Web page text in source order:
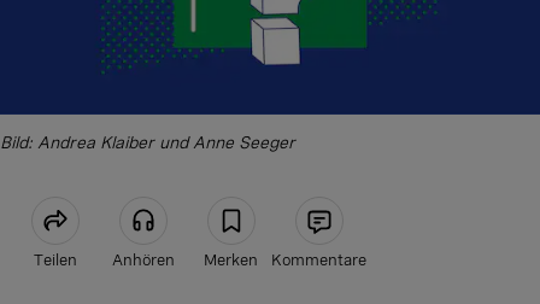
Bild: Andrea Klaiber und Anne Seeger
Teilen Anhören Merken Kommentare